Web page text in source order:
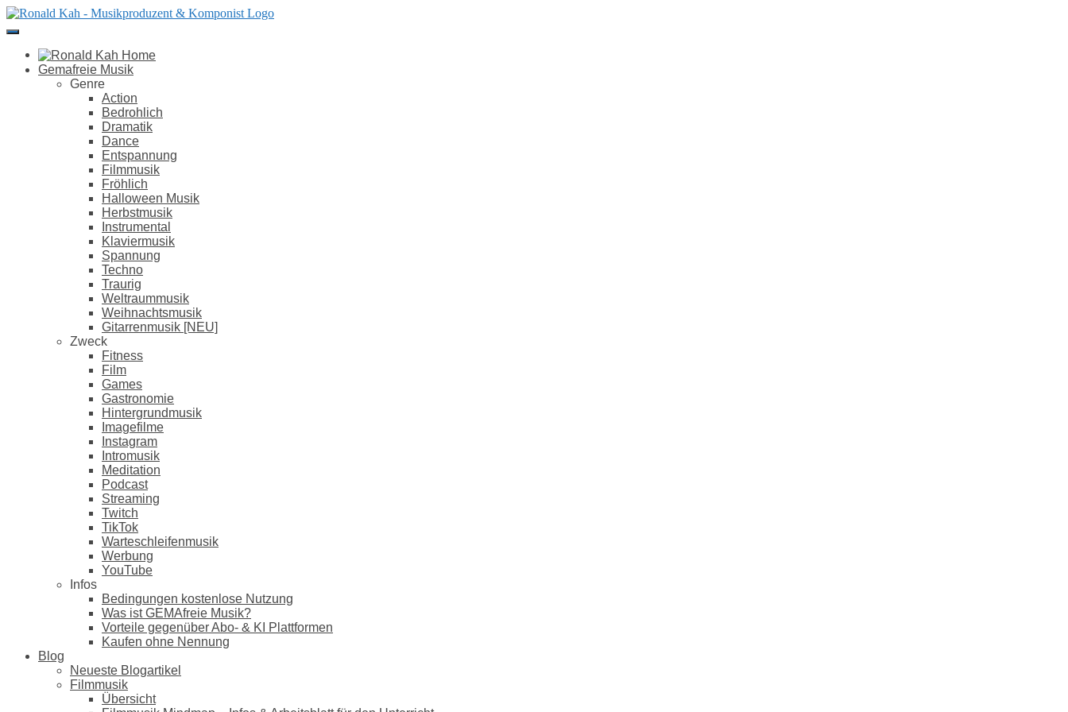
Direkt
zum
Gemafreie Musik
Genre
Action
Bedrohlich
Dramatik
Dance
Entspannung
Filmmusik
Fröhlich
Halloween Musik
Herbstmusik
Instrumental
Klaviermusik
Spannung
Techno
Traurig
Weltraummusik
Weihnachtsmusik
Gitarrenmusik [NEU]
Zweck
Fitness
Film
Games
Gastronomie
Hintergrundmusik
Imagefilme
Instagram
Intromusik
Meditation
Podcast
Streaming
Twitch
TikTok
Warteschleifenmusik
Werbung
YouTube
Infos
Bedingungen kostenlose Nutzung
Was ist GEMAfreie Musik?
Vorteile gegenüber Abo- & KI Plattformen
Kaufen ohne Nennung
Blog
Neueste Blogartikel
Filmmusik
Übersicht